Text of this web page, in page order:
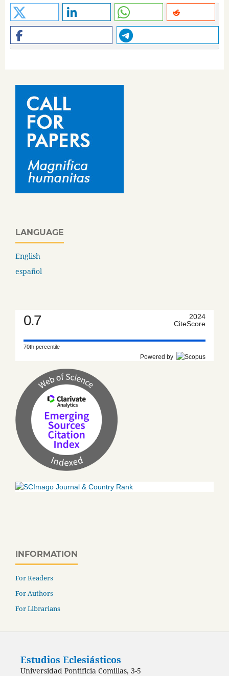
LANGUAGE
English
español
0.7
2024
CiteScore
70th percentile
Powered by
INFORMATION
For Readers
For Authors
For Librarians
Estudios Eclesiásticos
Universidad Pontificia Comillas, 3-5